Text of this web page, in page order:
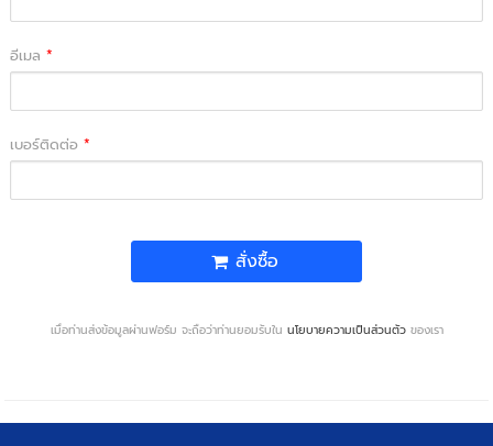
อีเมล*
เบอร์ติดต่อ*
สั่งซื้อ
เมื่อท่านส่งข้อมูลผ่านฟอร์ม จะถือว่าท่านยอมรับใน นโยบายความเป็นส่วนตัวของเรา